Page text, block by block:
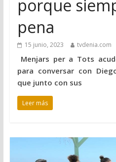
porque
pena
15 junio, 2023 tvdenia.com
Menjars per a Tots
para conversar con
que junto con sus
Leer más